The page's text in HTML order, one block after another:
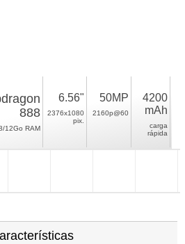
888
12Go RAM
6.56"
2376x1080
pix.
50MP
2160p@60
4200
mAh
carga
rápida